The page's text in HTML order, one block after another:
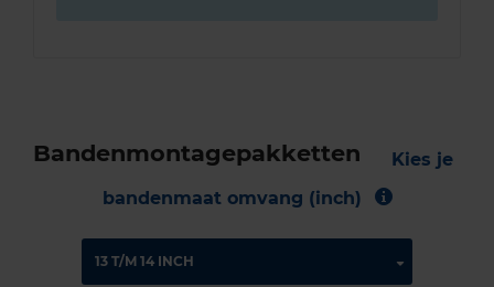
Bandenmontagepakketten
Kies je
bandenmaat omvang (inch)